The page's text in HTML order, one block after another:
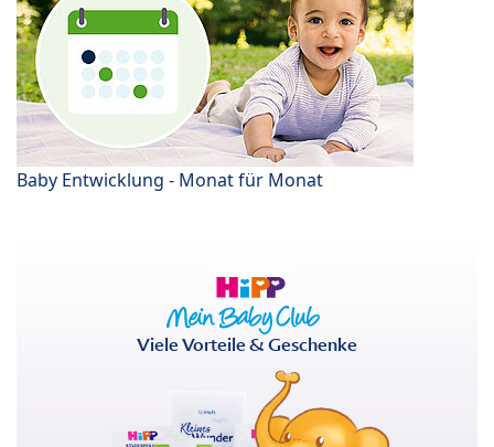
Baby Entwicklung - Monat für Monat
Viele Vorteile & Geschenke